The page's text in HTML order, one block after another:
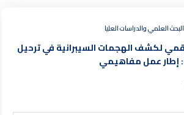
البحث العلمي والدراسات العليا
لكشف الهجمات السيبرانية في ترحيل